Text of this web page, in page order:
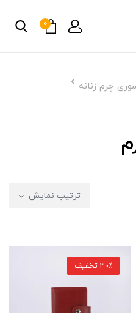
0
چرم زنانه
ترتیب نمایش
30٪ تخفیف